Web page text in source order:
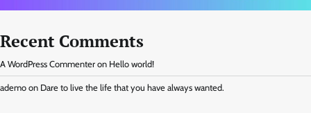
Recent Comments
A WordPress Commenter on Hello world!
ademo on Dare to live the life that you have always wanted.